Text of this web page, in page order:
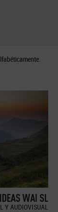
IDEAS WAI SL
Y AUDIOVISUAL